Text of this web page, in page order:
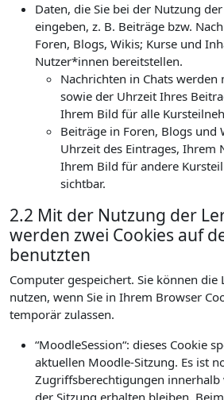
Daten, die Sie bei der Nutzung
eingeben, z. B. Beiträge bzw.
Foren, Blogs, Wikis; Kurse und
Nutzer*innen bereitstellen.
Nachrichten in Chats
sowie der Uhrzeit Ihres
Ihrem Bild für alle
Beiträge in Foren, Blogs und
Uhrzeit des Eintrages, Ihrem
Ihrem Bild für andere
sichtbar.
2.2 Mit der Nutzung der
werden zwei Cookies auf
benutzten
Computer gespeichert. Sie können
nutzen, wenn Sie in Ihrem Browser
temporär zulassen.
“MoodleSession“: dieses Cookie
aktuellen Moodle-Sitzung. Es ist
Zugriffsberechtigungen
der Sitzung erhalten bleiben.